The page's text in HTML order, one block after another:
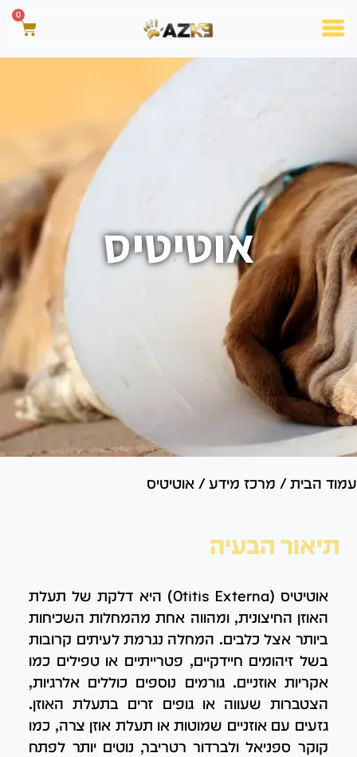
0
אוטיטיס
עמוד הבית / מרכז מידע / אוטיטיס
תיאור הבעיה
אוטיטיס (Otitis Externa) היא דלקת של תעלת
האוזן החיצונית, ומהווה אחת מהמחלות השכיחות
ביותר אצל כלבים. המחלה נגרמת לעיתים קרובות
בשל זיהומים חיידקיים, פטרייתיים או טפילים כמו
אקריות אוזניים. גורמים נוספים כוללים אלרגיות,
הצטברות שעווה או גופים זרים בתעלת האוזן.
גזעים עם אוזניים שמוטות או תעלת אוזן צרה, כמו
קוקר ספניאל ולברדור רטריבר, נוטים יותר לפתח